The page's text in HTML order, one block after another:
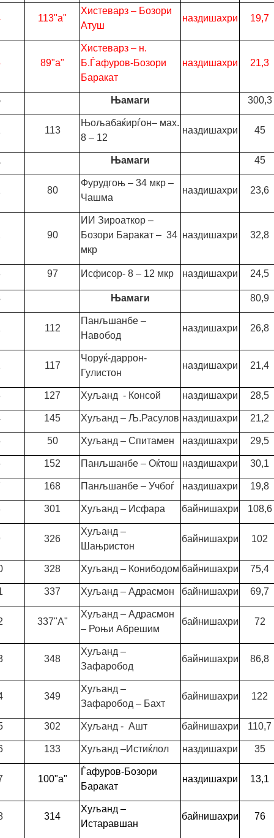
113"а"
Хистеварз – Бозори
Атуш
наздишахри 19,7
89"а"
Хистеварз – н.
Б.Ѓафуров-Бозори
Баракат
наздишахри 21,3
Њамаги 300,3
113
Њољабаќирѓон– мах.
8 – 12
наздишахри 45
Њамаги 45
80
Фурудгоњ – 34 мкр –
Чашма
наздишахри 23,6
90
ИИ Зироаткор –
Бозори Баракат – 34
мкр
наздишахри 32,8
97 Исфисор- 8 – 12 мкр наздишахри 24,5
Њамаги 80,9
112
Панљшанбе –
Навобод
наздишахри 26,8
117
Чоруќ-даррон-
Гулистон
наздишахри 21,4
127 Хуљанд - Консой наздишахри 28,5
145 Хуљанд – Љ.Расулов наздишахри 21,2
50 Хуљанд – Спитамен наздишахри 29,5
152 Панљшанбе – Оќтош наздишахри 30,1
168 Панљшанбе – Учбоѓ наздишахри 19,8
301 Хуљанд – Исфара байнишахри 108,6
326
Хуљанд –
Шањристон
байнишахри 102
328 Хуљанд – Конибодом байнишахри 75,4
337 Хуљанд – Адрасмон байнишахри 69,7
337"А"
Хуљанд – Адрасмон
– Роњи Абрешим
байнишахри 72
348
Хуљанд –
Зафаробод
байнишахри 86,8
349
Хуљанд –
Зафаробод – Бахт
байнишахри 122
302 Хуљанд - Ашт байнишахри 110,7
133 Хуљанд –Истиќлол наздишахри 35
100"а"
Ѓафуров-Бозори
Баракат
наздишахри 13,1
314
Хуљанд –
Истаравшан
байнишахри 76